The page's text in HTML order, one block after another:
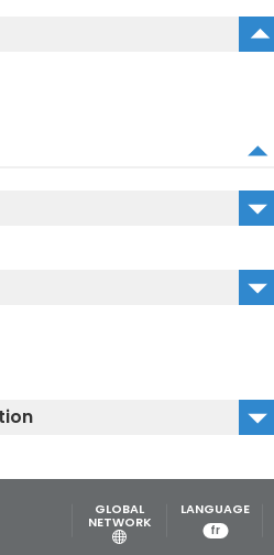
GLOBAL
NETWORK
LANGUAGE
fr